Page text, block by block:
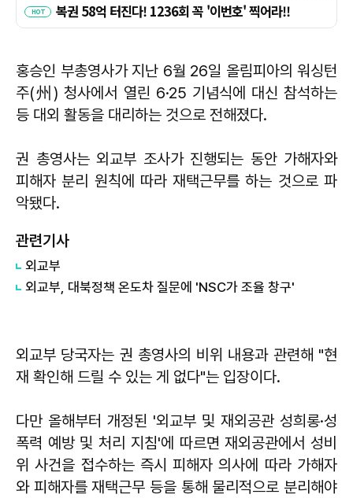
홍승인 부총영사가 지난 6월 26일 올림피아의 워싱턴
주(州) 청사에서 열린 6·25 기념식에 대신 참석하는
등 대외 활동을 대리하는 것으로 전해졌다.
권 총영사는 외교부 조사가 진행되는 동안 가해자와
피해자 분리 원칙에 따라 재택근무를 하는 것으로 파
악됐다.
관련기사
외교부
외교부, 대북정책 온도차 질문에 'NSC가 조율 창구'
외교부 당국자는 권 총영사의 비위 내용과 관련해 "현
재 확인해 드릴 수 있는 게 없다"는 입장이다.
다만 올해부터 개정된 '외교부 및 재외공관 성희롱·성
폭력 예방 및 처리 지침'에 따르면 재외공관에서 성비
위 사건을 접수하는 즉시 피해자 의사에 따라 가해자
와 피해자를 재택근무 등을 통해 물리적으로 분리해야